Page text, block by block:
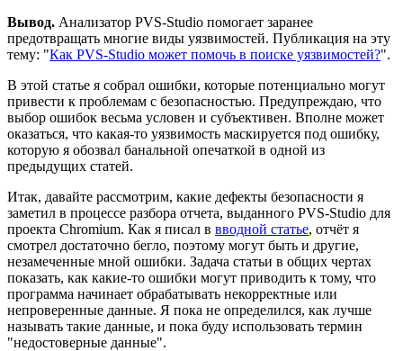
Вывод. Анализатор PVS-Studio помогает заранее
предотвращать многие виды уязвимостей. Публикация на эту
тему: "Как PVS-Studio может помочь в поиске уязвимостей?".
В этой статье я собрал ошибки, которые потенциально могут
привести к проблемам с безопасностью. Предупреждаю, что
выбор ошибок весьма условен и субъективен. Вполне может
оказаться, что какая-то уязвимость маскируется под ошибку,
которую я обозвал банальной опечаткой в одной из
предыдущих статей.
Итак, давайте рассмотрим, какие дефекты безопасности я
заметил в процессе разбора отчета, выданного PVS-Studio для
проекта Chromium. Как я писал в вводной статье, отчёт я
смотрел достаточно бегло, поэтому могут быть и другие,
незамеченные мной ошибки. Задача статьи в общих чертах
показать, как какие-то ошибки могут приводить к тому, что
программа начинает обрабатывать некорректные или
непроверенные данные. Я пока не определился, как лучше
называть такие данные, и пока буду использовать термин
"недостоверные данные".